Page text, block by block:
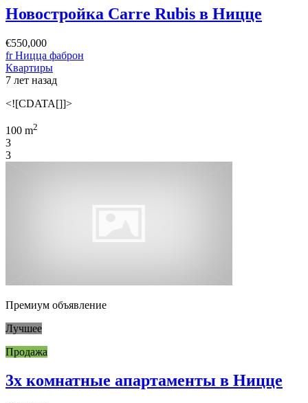
Новостройка Carre Rubis в Ницце
€550,000
fr Ницца фаброн
Квартиры
7 лет назад
<![CDATA[]]>
100 m2
3
3
Премиум объявление
Лучшее
Продажа
3х комнатные апартаменты в Ницце